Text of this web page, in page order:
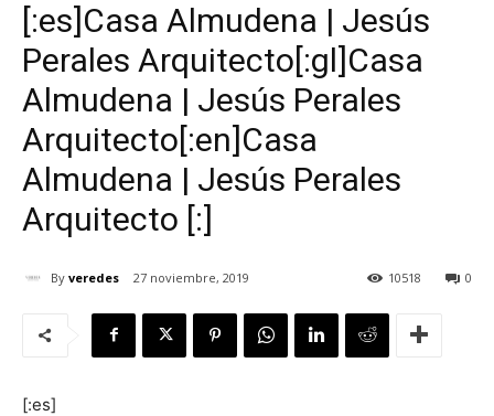
[:es]Casa Almudena | Jesús
Perales Arquitecto[:gl]Casa
Almudena | Jesús Perales
Arquitecto[:en]Casa
Almudena | Jesús Perales
Arquitecto [:]
By veredes 27 noviembre, 2019 0
10518
[:es]